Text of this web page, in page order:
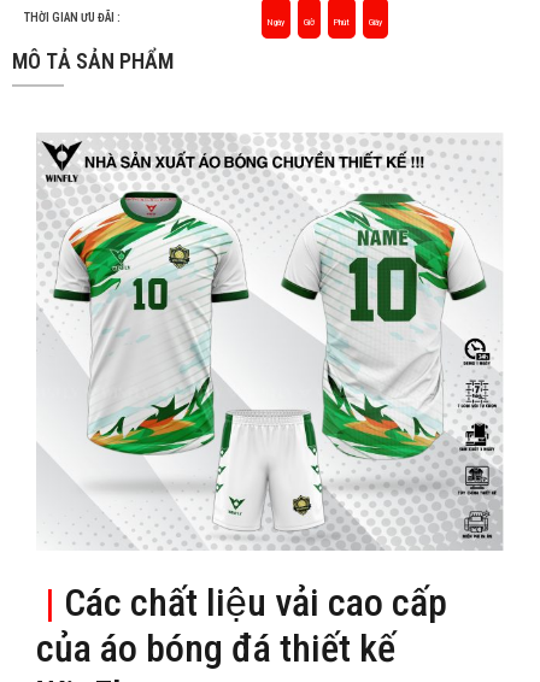
THỜI GIAN ƯU ĐÃI : Ngày Giờ Phút Giây
MÔ TẢ SẢN PHẨM
| Các chất liệu vải cao cấp
của áo bóng đá thiết kế